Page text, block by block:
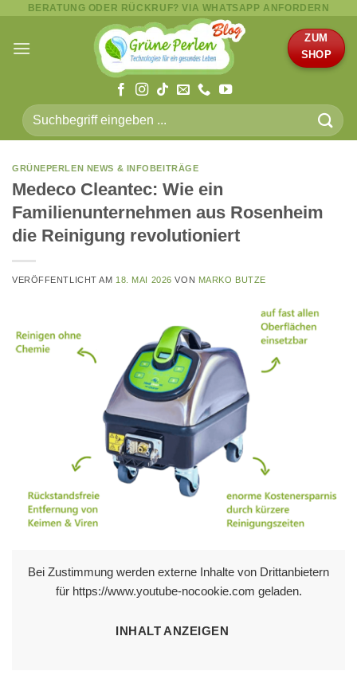
springen
BERATUNG ODER RÜCKRUF? VIA WHATSAPP ANFORDERN
ZUM
SHOP
Suche
nach:
GRÜNEPERLEN NEWS & INFOBEITRÄGE
Medeco Cleantec: Wie ein
Familienunternehmen aus Rosenheim
die Reinigung revolutioniert
VERÖFFENTLICHT AM 18. MAI 2026 VON MARKO BUTZE
Bei Zustimmung werden externe Inhalte von Drittanbietern
für https://www.youtube-nocookie.com geladen.
INHALT ANZEIGEN